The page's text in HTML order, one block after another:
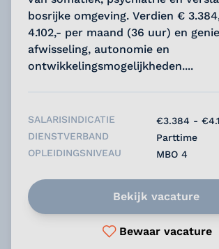
bosrijke omgeving. Verdien €
4.102,- per maand (36 uur) en
afwisseling, autonomie en
ontwikkelingsmogelijkheden....
SALARISINDICATIE
€3.384 -
DIENSTVERBAND
Parttime
OPLEIDINGSNIVEAU
MBO 4
Bekijk vacature
Bewaar vacature